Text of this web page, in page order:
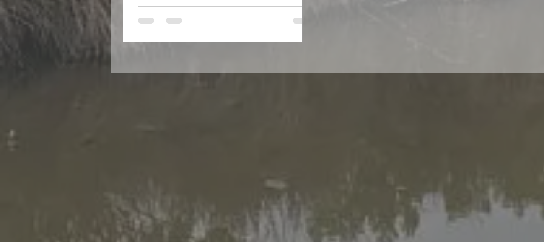
gousses d’ail émincées quelques flocons
1 poignée de feuilles de menthe émincées
150g de sarrasin 290g d’eau sel, poivre